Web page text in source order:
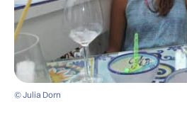
© Julia Dorn